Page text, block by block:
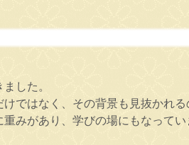
した。
ではなく、その背景も見抜かれ
みがあり、学びの場にもなってい